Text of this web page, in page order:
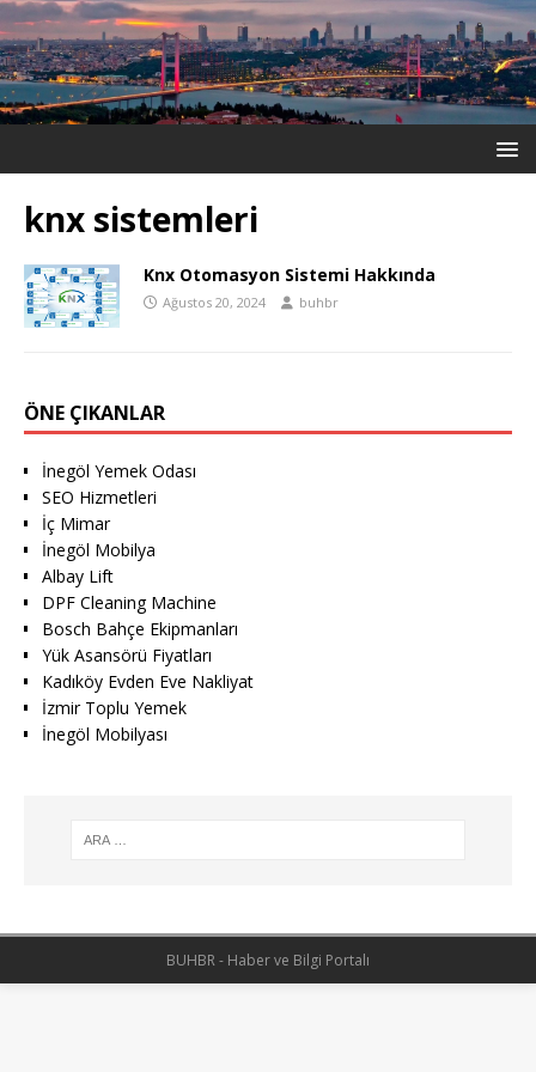
knx sistemleri
Knx Otomasyon Sistemi Hakkında
Ağustos 20, 2024 buhbr
ÖNE ÇIKANLAR
İnegöl Yemek Odası
SEO Hizmetleri
İç Mimar
İnegöl Mobilya
Albay Lift
DPF Cleaning Machine
Bosch Bahçe Ekipmanları
Yük Asansörü Fiyatları
Kadıköy Evden Eve Nakliyat
İzmir Toplu Yemek
İnegöl Mobilyası
BUHBR - Haber ve Bilgi Portalı